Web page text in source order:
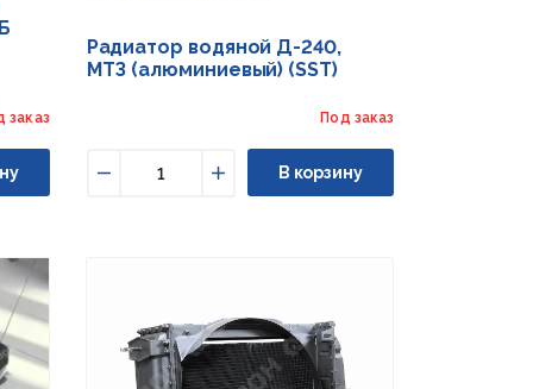
заказ
Радиатор водяной Д-240,
МТЗ (алюминиевый) (SST)
Под заказ
Увеличить
В корзину